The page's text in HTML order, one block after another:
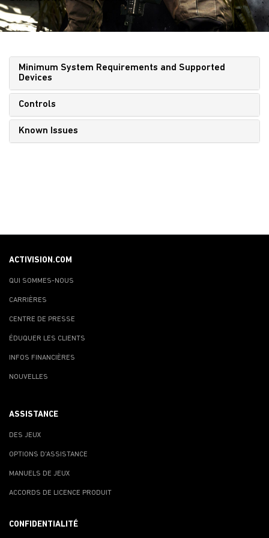
Minimum System Requirements and Supported
Devices
Controls
Known Issues
ACTIVISION.COM
QUI SOMMES-NOUS
CARRIÈRES
CENTRE DE PRESSE
ÉDUQUER LES CLIENTS
INFOS FINANCIÈRES
NOUVELLES
ASSISTANCE
DES JEUX
OPTIONS D'ASSISTANCE
MANUELS DE JEUX
ACCORDS DE LICENCE PRODUIT
CONFIDENTIALITÉ